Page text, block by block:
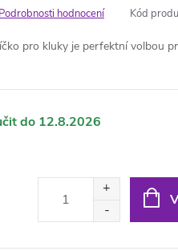
Podrobnosti hodnocení Kód
pro kluky je perfektní volbou
12.8.2026